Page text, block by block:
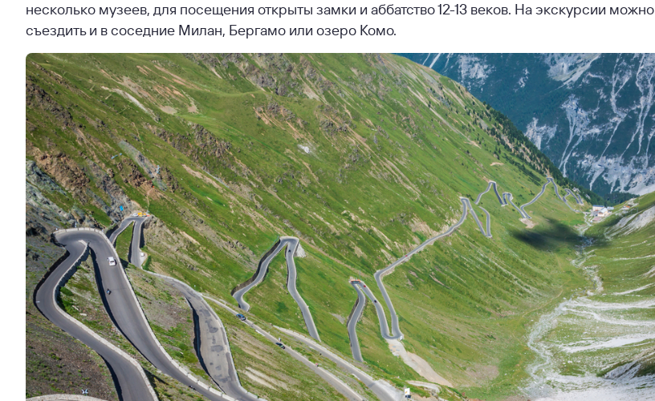
несколько музеев, для посещения открыты замки и аббатство 12-13 веков. На экскурсии можно
съездить и в соседние Милан, Бергамо или озеро Комо.